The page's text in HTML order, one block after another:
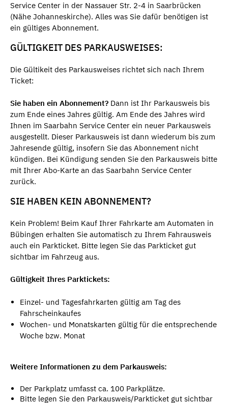
Service Center in der Nassauer Str. 2-4 in Saarbrücken
(Nähe Johanneskirche). Alles was Sie dafür benötigen ist
ein gültiges Abonnement.
GÜLTIGKEIT DES PARKAUSWEISES:
Die Gültikeit des Parkausweises richtet sich nach Ihrem
Ticket:
Sie haben ein Abonnement? Dann ist Ihr Parkausweis bis
zum Ende eines Jahres gültig. Am Ende des Jahres wird
Ihnen im Saarbahn Service Center ein neuer Parkausweis
ausgestellt. Dieser Parkausweis ist dann wiederum bis zum
Jahresende gültig, insofern Sie das Abonnement nicht
kündigen. Bei Kündigung senden Sie den Parkausweis bitte
mit Ihrer Abo-Karte an das Saarbahn Service Center
zurück.
SIE HABEN KEIN ABONNEMENT?
Kein Problem! Beim Kauf Ihrer Fahrkarte am Automaten in
Bübingen erhalten Sie automatisch zu Ihrem Fahrausweis
auch ein Parkticket. Bitte legen Sie das Parkticket gut
sichtbar im Fahrzeug aus.
Gültigkeit Ihres Parktickets:
Einzel- und Tagesfahrkarten gültig am Tag des
Fahrscheinkaufes
Wochen- und Monatskarten gültig für die entsprechende
Woche bzw. Monat
Weitere Informationen zu dem Parkausweis:
Der Parkplatz umfasst ca. 100 Parkplätze.
Bitte legen Sie den Parkausweis/Parkticket gut sichtbar